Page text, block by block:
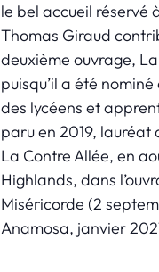
le bel accueil réservé
Thomas Giraud
deuxième ouvrage,
puisqu’il a été
des lycéens et
paru en 2019, lauréat
La Contre Allée, en
Highlands, dans
Miséricorde (2
Anamosa, janvier